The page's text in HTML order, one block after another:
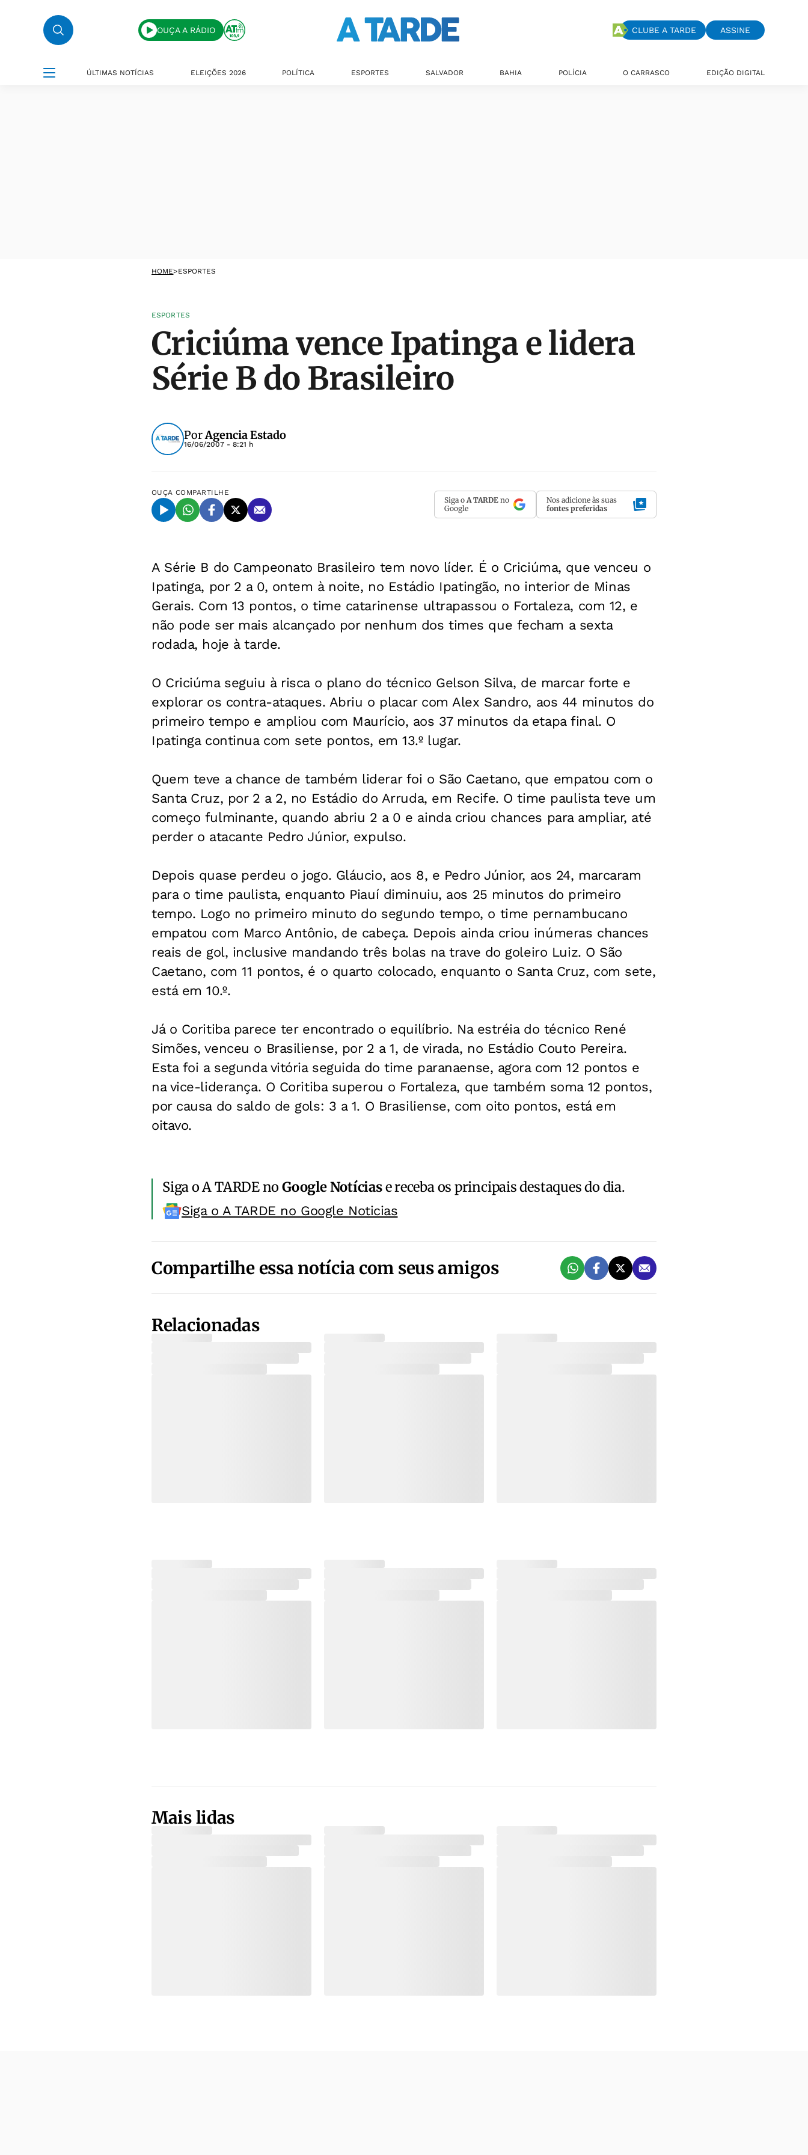
OUÇA A RÁDIO CLUBE A TARDE ASSINE
ÚLTIMAS NOTÍCIAS ELEIÇÕES 2026 POLÍTICA ESPORTES SALVADOR BAHIA POLÍCIA O CARRASCO EDIÇÃO DIGITAL
HOME>ESPORTES
ESPORTES
Criciúma vence Ipatinga e lidera
Série B do Brasileiro
PorAgencia Estado
16/06/2007 - 8:21 h
OUÇA COMPARTILHE
Siga o A TARDE no
Google
Nos adicione às suas
fontes preferidas
A Série B do Campeonato Brasileiro tem novo líder. É o Criciúma, que venceu o
Ipatinga, por 2 a 0, ontem à noite, no Estádio Ipatingão, no interior de Minas
Gerais. Com 13 pontos, o time catarinense ultrapassou o Fortaleza, com 12, e
não pode ser mais alcançado por nenhum dos times que fecham a sexta
rodada, hoje à tarde.
O Criciúma seguiu à risca o plano do técnico Gelson Silva, de marcar forte e
explorar os contra-ataques. Abriu o placar com Alex Sandro, aos 44 minutos do
primeiro tempo e ampliou com Maurício, aos 37 minutos da etapa final. O
Ipatinga continua com sete pontos, em 13.º lugar.
Quem teve a chance de também liderar foi o São Caetano, que empatou com o
Santa Cruz, por 2 a 2, no Estádio do Arruda, em Recife. O time paulista teve um
começo fulminante, quando abriu 2 a 0 e ainda criou chances para ampliar, até
perder o atacante Pedro Júnior, expulso.
Depois quase perdeu o jogo. Gláucio, aos 8, e Pedro Júnior, aos 24, marcaram
para o time paulista, enquanto Piauí diminuiu, aos 25 minutos do primeiro
tempo. Logo no primeiro minuto do segundo tempo, o time pernambucano
empatou com Marco Antônio, de cabeça. Depois ainda criou inúmeras chances
reais de gol, inclusive mandando três bolas na trave do goleiro Luiz. O São
Caetano, com 11 pontos, é o quarto colocado, enquanto o Santa Cruz, com sete,
está em 10.º.
Já o Coritiba parece ter encontrado o equilíbrio. Na estréia do técnico René
Simões, venceu o Brasiliense, por 2 a 1, de virada, no Estádio Couto Pereira.
Esta foi a segunda vitória seguida do time paranaense, agora com 12 pontos e
na vice-liderança. O Coritiba superou o Fortaleza, que também soma 12 pontos,
por causa do saldo de gols: 3 a 1. O Brasiliense, com oito pontos, está em
oitavo.
Siga o A TARDE noGoogle Notíciase receba os principais destaques do dia.
Siga o A TARDE no Google Noticias
Compartilhe essa notícia com seus amigos
Relacionadas
Mais lidas